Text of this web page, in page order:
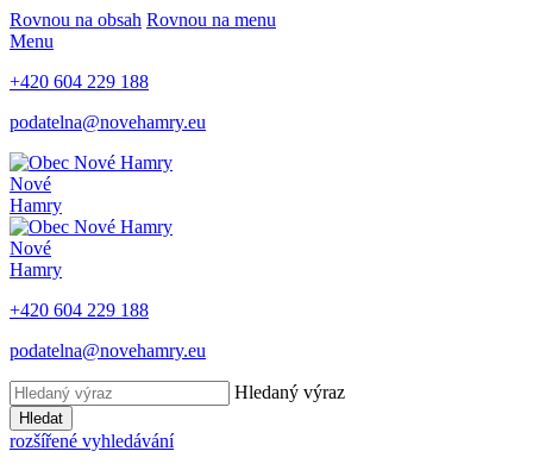
Rovnou na obsah Rovnou na menu
Menu
+420 604 229 188
podatelna@novehamry.eu
Nové
Hamry
Nové
Hamry
+420 604 229 188
podatelna@novehamry.eu
Hledaný výraz
Hledat
rozšířené vyhledávání